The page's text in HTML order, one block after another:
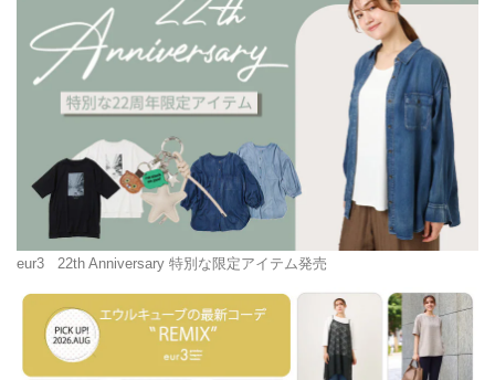
eur3 22th Anniversary 特別な限定アイテム発売